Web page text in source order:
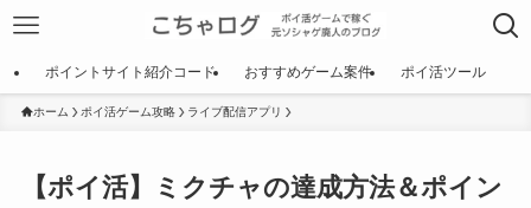
ポイントサイト紹介コード おすすめゲーム案件 ポイ活ツール
ホーム ポイ活ゲーム攻略 ライブ配信アプリ
【ポイ活】ミクチャの達成方法＆ポイン